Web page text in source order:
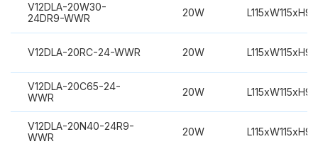
V12DLA-20W30-
24DR9-WWR
20W
V12DLA-20RC-24-WWR 20W
V12DLA-20C65-24-
WWR
20W
V12DLA-20N40-24R9-
WWR
20W